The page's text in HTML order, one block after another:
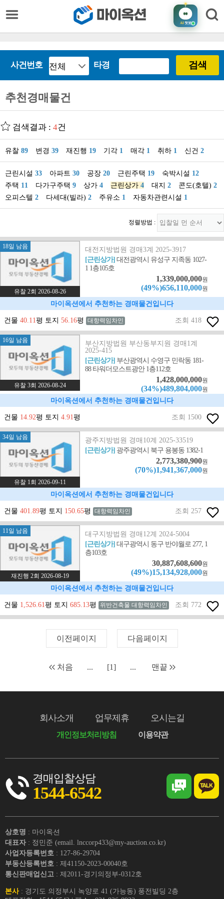
AI챗봇
사건번호 타경 검색
추천경매물건
검색결과 : 4건
유찰 89 변경 39 재진행 19 기각 1 매각 1 취하 1 신건 2
근린시설 33 아파트 30 공장 20 근린주택 19 숙박시설 12
주택 11 다가구주택 9 상가 4 근린상가 4 대지 2 콘도(호텔) 2
오피스텔 2 다세대(빌라) 2 주유소 1 자동차관련시설 1
정렬방법 :
18일 남음
유찰 2회 2026-08-26
대전지방법원 경매3계 2025-3917
[근린상가]대전광역시 유성구 지족동 1027-
1 1층105호
1,339,000,000원
(49%)656,110,000원
마이옥션에서 추천하는 경매물건입니다
건물 40.11평 토지 56.16평 대항력임차인 조회 418
16일 남음
유찰 3회 2026-08-24
부산지방법원 부산동부지원 경매1계
2025-415
[근린상가] 부산광역시 수영구 민락동 181-
88 타워더모스트광안 1층112호
1,428,000,000원
(34%)489,804,000원
마이옥션에서 추천하는 경매물건입니다
건물 14.92평 토지 4.91평 조회 1500
34일 남음
유찰 1회 2026-09-11
광주지방법원 경매10계 2025-33519
[근린상가] 광주광역시 북구 용봉동 1382-1
2,773,380,900원
(70%)1,941,367,000원
마이옥션에서 추천하는 경매물건입니다
건물 401.89평 토지 150.65평 대항력임차인 조회 257
11일 남음
재진행 2회 2026-08-19
대구지방법원 경매12계 2024-5004
[근린상가]대구광역시 동구 반야월로 277, 1
층103호
30,887,608,600원
(49%)15,134,928,000원
마이옥션에서 추천하는 경매물건입니다
건물 1,526.61평 토지 685.13평 위반건축물 대항력임차인 조회 772
이전페이지 다음페이지
처음 ... [1] ... 맨끝
회사소개 업무제휴 오시는길
개인정보처리방침 이용약관
경매입찰상담
1544-6542
상호명 : 마이옥션
대표자 : 정민준 (email. lnccorp433@my-auction.co.kr)
사업자등록번호 : 127-86-29704
부동산등록번호 : 제41150-2023-00040호
통신판매업신고 : 제2011-경기의정부-0312호
본사: 경기도 의정부시 녹양로 41 (가능동) 풍전빌딩 2층